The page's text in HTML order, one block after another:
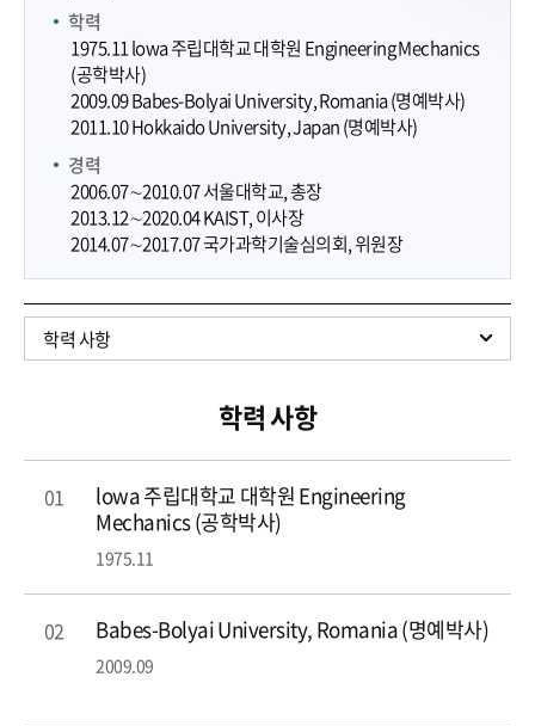
학력
1975.11 lowa 주립대학교 대학원 Engineering Mechanics
(공학박사)
2009.09 Babes-Bolyai University, Romania (명예박사)
2011.10 Hokkaido University, Japan (명예박사)
경력
2006.07∼2010.07 서울대학교, 총장
2013.12∼2020.04 KAIST, 이사장
2014.07∼2017.07 국가과학기술심의회, 위원장
학력 사항
학력 사항
01
lowa 주립대학교 대학원 Engineering
Mechanics (공학박사)
1975.11
02 Babes-Bolyai University, Romania (명예박사)
2009.09